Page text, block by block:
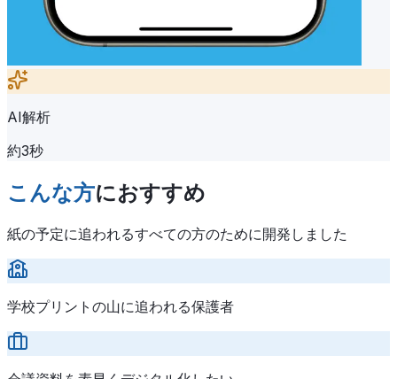
AI解析
約3秒
こんな方におすすめ
紙の予定に追われるすべての方のために開発しました
学校プリントの山に追われる保護者